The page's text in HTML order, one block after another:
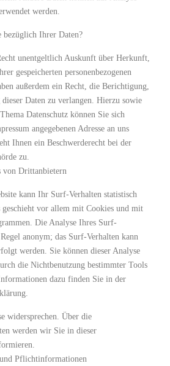
werden.
bezüglich Ihrer Daten?
unentgeltlich Auskunft über Herkunft,
gespeicherten personenbezogenen
außerdem ein Recht, die Berichtigung,
Daten zu verlangen. Hierzu sowie
Datenschutz können Sie sich
angegebenen Adresse an uns
Ihnen ein Beschwerderecht bei der
zu.
von Drittanbietern
kann Ihr Surf-Verhalten statistisch
geschieht vor allem mit Cookies und mit
Die Analyse Ihres Surf-
anonym; das Surf-Verhalten kann
werden. Sie können dieser Analyse
die Nichtbenutzung bestimmter Tools
dazu finden Sie in der
widersprechen. Über die
werden wir Sie in dieser
Pflichtinformationen